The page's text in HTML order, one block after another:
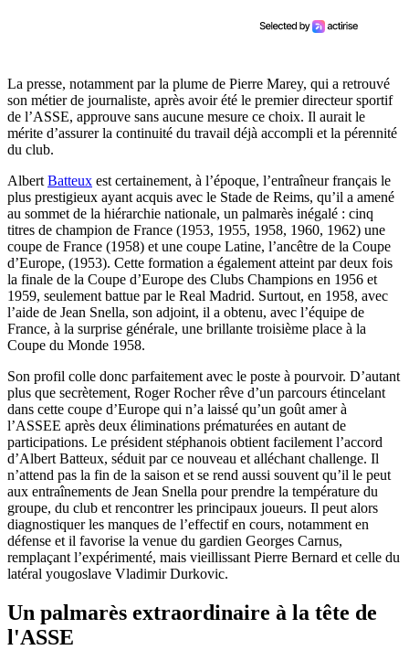
La presse, notamment par la plume de Pierre Marey, qui a retrouvé
son métier de journaliste, après avoir été le premier directeur sportif
de l’ASSE, approuve sans aucune mesure ce choix. Il aurait le
mérite d’assurer la continuité du travail déjà accompli et la pérennité
du club.
Albert Batteux est certainement, à l’époque, l’entraîneur français le
plus prestigieux ayant acquis avec le Stade de Reims, qu’il a amené
au sommet de la hiérarchie nationale, un palmarès inégalé : cinq
titres de champion de France (1953, 1955, 1958, 1960, 1962) une
coupe de France (1958) et une coupe Latine, l’ancêtre de la Coupe
d’Europe, (1953). Cette formation a également atteint par deux fois
la finale de la Coupe d’Europe des Clubs Champions en 1956 et
1959, seulement battue par le Real Madrid. Surtout, en 1958, avec
l’aide de Jean Snella, son adjoint, il a obtenu, avec l’équipe de
France, à la surprise générale, une brillante troisième place à la
Coupe du Monde 1958.
Son profil colle donc parfaitement avec le poste à pourvoir. D’autant
plus que secrètement, Roger Rocher rêve d’un parcours étincelant
dans cette coupe d’Europe qui n’a laissé qu’un goût amer à
l’ASSEE après deux éliminations prématurées en autant de
participations. Le président stéphanois obtient facilement l’accord
d’Albert Batteux, séduit par ce nouveau et alléchant challenge. Il
n’attend pas la fin de la saison et se rend aussi souvent qu’il le peut
aux entraînements de Jean Snella pour prendre la température du
groupe, du club et rencontrer les principaux joueurs. Il peut alors
diagnostiquer les manques de l’effectif en cours, notamment en
défense et il favorise la venue du gardien Georges Carnus,
remplaçant l’expérimenté, mais vieillissant Pierre Bernard et celle du
latéral yougoslave Vladimir Durkovic.
Un palmarès extraordinaire à la tête de
l'ASSE